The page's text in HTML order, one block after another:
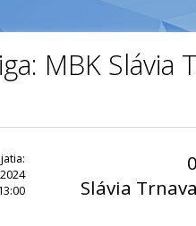
MBK Slávia
0
Slávia Trnava